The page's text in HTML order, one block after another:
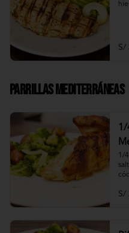
S/
Parrillas Mediterráneas
1/
1/
S/